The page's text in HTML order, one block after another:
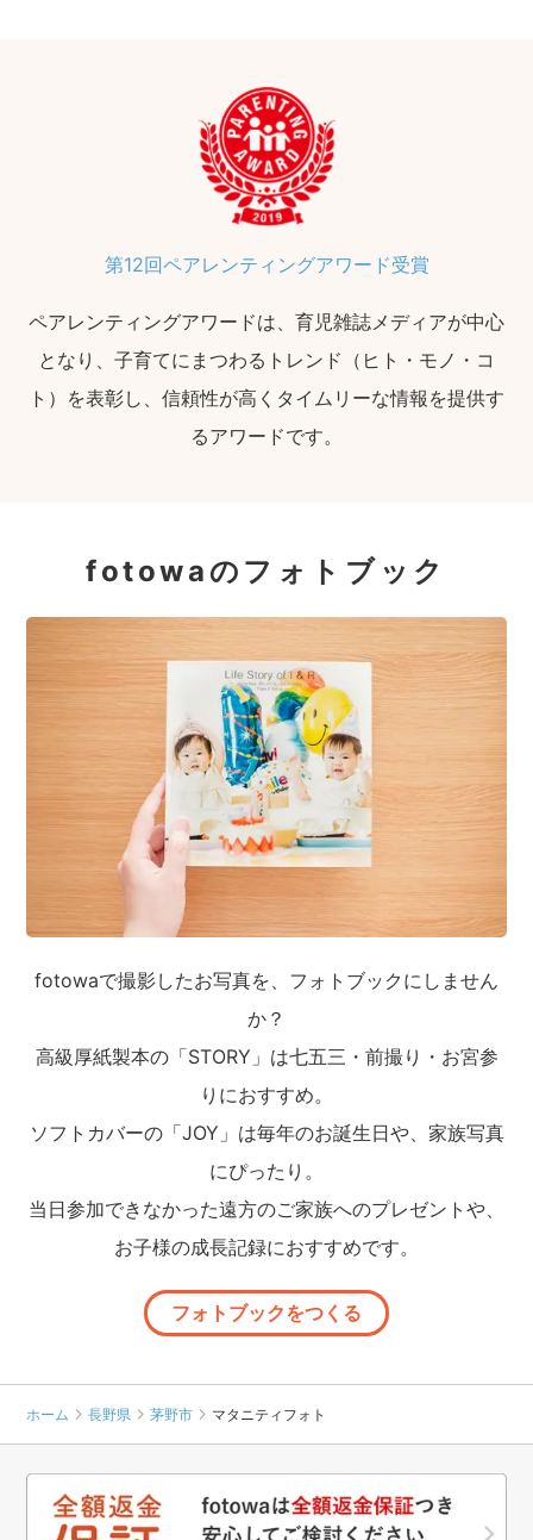
第12回ペアレンティングアワード受賞
ペアレンティングアワードは、育児雑誌メディアが中心
となり、子育てにまつわるトレンド（ヒト・モノ・コ
ト）を表彰し、信頼性が高くタイムリーな情報を提供す
るアワードです。
fotowaのフォトブック
fotowaで撮影したお写真を、フォトブックにしません
か？
高級厚紙製本の「STORY」は七五三・前撮り・お宮参
りにおすすめ。
ソフトカバーの「JOY」は毎年のお誕生日や、家族写真
にぴったり。
当日参加できなかった遠方のご家族へのプレゼントや、
お子様の成長記録におすすめです。
フォトブックをつくる
ホーム 長野県 茅野市 マタニティフォト